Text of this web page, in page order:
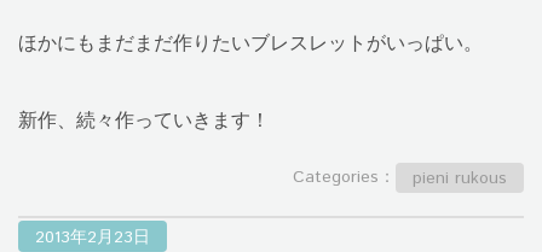
ほかにもまだまだ作りたいブレスレットがいっぱい。
新作、続々作っていきます！
Categories： pieni rukous
2013年2月23日